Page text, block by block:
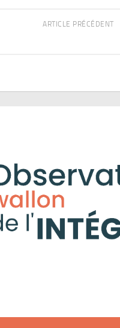
ARTICLE PRÉCÉDENT